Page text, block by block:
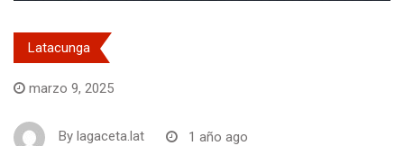
Latacunga
marzo 9, 2025
By lagaceta.lat 1 año ago